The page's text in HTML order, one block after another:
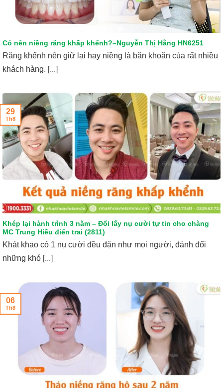
Có nên niềng răng khấp khểnh?–Nguyễn Thị Hằng HN6251
Răng khểnh nên giữ lại hay niềng là băn khoăn của rất nhiều
khách hàng. [...]
Khép lại hành trình 3 năm – Đổi lấy nụ cười tự tin cho chàng
MC Trung Hiếu điển trai (2811)
Khát khao có 1 nụ cười đều đặn như mọi người, đánh đổi
những khó [...]
29
Th8
06
Th8